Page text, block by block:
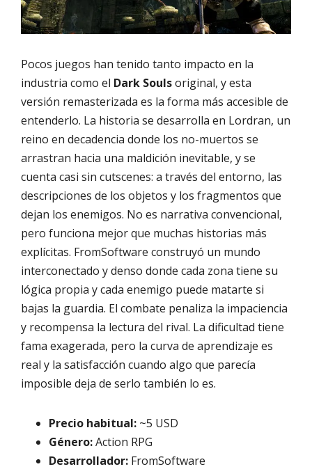
Pocos juegos han tenido tanto impacto en la
industria como el Dark Soulsoriginal, y esta
versión remasterizada es la forma más accesible de
entenderlo. La historia se desarrolla en Lordran, un
reino en decadencia donde los no-muertos se
arrastran hacia una maldición inevitable, y se
cuenta casi sin cutscenes: a través del entorno, las
descripciones de los objetos y los fragmentos que
dejan los enemigos. No es narrativa convencional,
pero funciona mejor que muchas historias más
explícitas. FromSoftware construyó un mundo
interconectado y denso donde cada zona tiene su
lógica propia y cada enemigo puede matarte si
bajas la guardia. El combate penaliza la impaciencia
y recompensa la lectura del rival. La dificultad tiene
fama exagerada, pero la curva de aprendizaje es
real y la satisfacción cuando algo que parecía
imposible deja de serlo también lo es.
Precio habitual: ~5 USD
Género:Action RPG
Desarrollador: FromSoftware